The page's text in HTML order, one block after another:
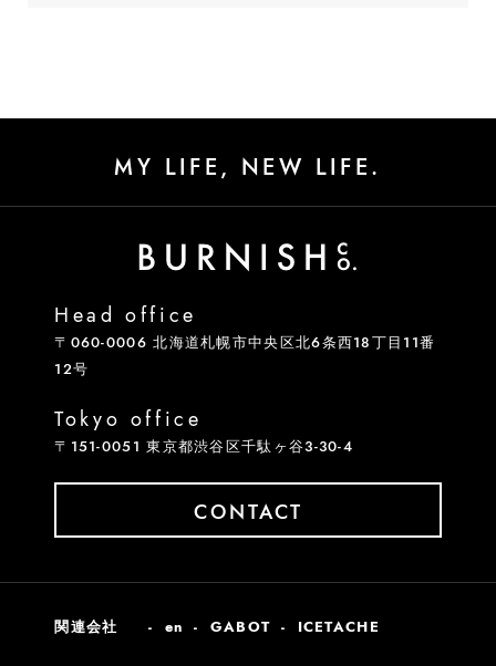
MY LIFE, NEW LIFE.
関連会社 en GABOT ICETACHE
Head office
〒060-0006 北海道札幌市中央区北6条西18丁目11番
12号
Tokyo office
〒151-0051 東京都渋谷区千駄ヶ谷3-30-4
CONTACT